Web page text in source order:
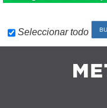
Seleccionar todo